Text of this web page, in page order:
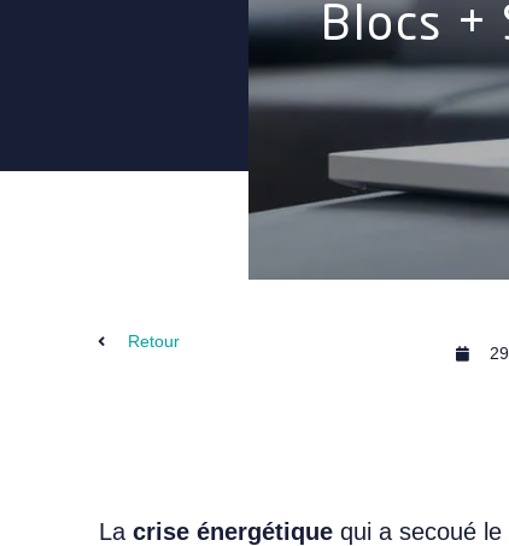
Blocs +
Retour
Lacrise énergétiquequi a secoué le